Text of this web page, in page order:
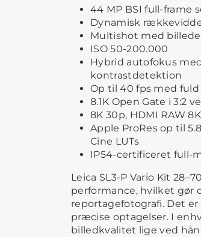
44 MP BSI full-frame
Dynamisk
Multishot med
ISO 50-200.000
Hybrid autofokus
kontrastdetektion
Op til 40 fps med
8.1K Open Gate i 3:2
8K 30p, HDMI RAW
Apple ProRes op til
Cine LUTs
IP54-certificeret full-
Leica SL3-P Vario Kit
performance, hvilket gør
reportagefotografi. Det
præcise optagelser. I
billedkvalitet lige ved